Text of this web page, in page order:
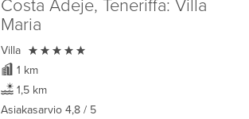
Costa Adeje, Teneriffa: Villa
Maria
Villa 
1 km
1,5 km
Asiakasarvio 4,8 / 5